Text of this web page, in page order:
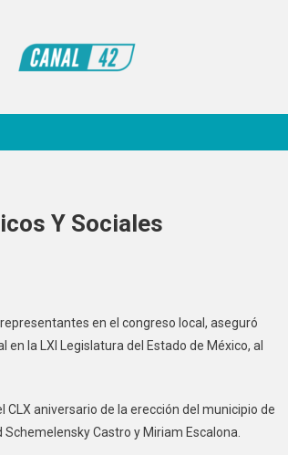
Y Sociales
en el congreso local, aseguró
la LXI Legislatura del Estado de México, al
aniversario de la erección del municipio de
Castro y Miriam Escalona.